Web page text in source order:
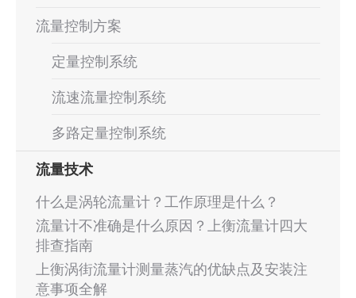
流量控制方案
定量控制系统
流速流量控制系统
多路定量控制系统
流量技术
什么是涡轮流量计？工作原理是什么？
流量计不准确是什么原因？上衡流量计四大
排查指南
上衡涡街流量计测量蒸汽的优缺点及安装注
意事项全解